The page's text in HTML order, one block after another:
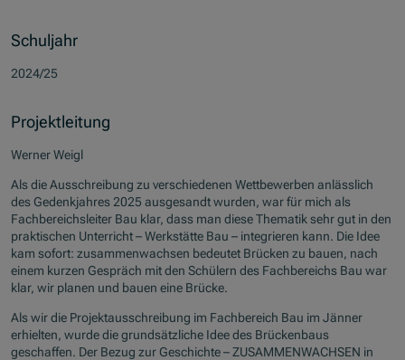
Schuljahr
2024/25
Projektleitung
Werner Weigl
Als die Ausschreibung zu verschiedenen Wettbewerben anlässlich
des Gedenkjahres 2025 ausgesandt wurden, war für mich als
Fachbereichsleiter Bau klar, dass man diese Thematik sehr gut in den
praktischen Unterricht – Werkstätte Bau – integrieren kann. Die Idee
kam sofort: zusammenwachsen bedeutet Brücken zu bauen, nach
einem kurzen Gespräch mit den Schülern des Fachbereichs Bau war
klar, wir planen und bauen eine Brücke.
Als wir die Projektausschreibung im Fachbereich Bau im Jänner
erhielten, wurde die grundsätzliche Idee des Brückenbaus
geschaffen. Der Bezug zur Geschichte – ZUSAMMENWACHSEN in